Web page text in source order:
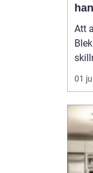
Att
tid.
01